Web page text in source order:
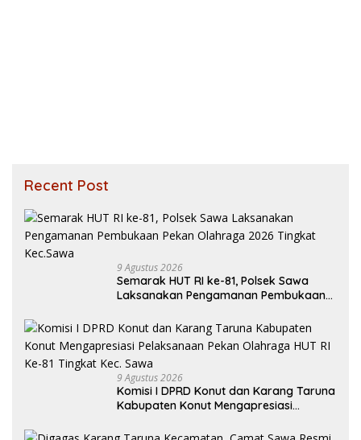
Recent Post
9 Agustus 2026
Semarak HUT RI ke-81, Polsek Sawa
Laksanakan Pengamanan Pembukaan
9 Agustus 2026
Komisi I DPRD Konut dan Karang Taruna
Kabupaten Konut Mengapresiasi
81 Tingkat Kec. Sawa